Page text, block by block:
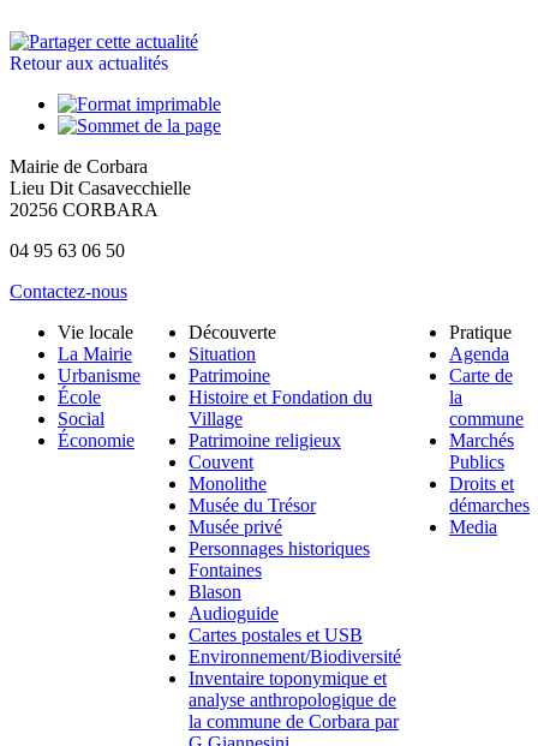
Retour aux actualités
Mairie de Corbara
Lieu Dit Casavecchielle
20256 CORBARA
04 95 63 06 50
Contactez-nous
Vie locale
La Mairie
Urbanisme
École
Social
Économie
Découverte
Situation
Patrimoine
Histoire et Fondation du
Village
Patrimoine religieux
Couvent
Monolithe
Musée du Trésor
Musée privé
Personnages historiques
Fontaines
Blason
Audioguide
Cartes postales et USB
Environnement/Biodiversité
Inventaire toponymique et
analyse anthropologique de
la commune de Corbara par
Pratique
Agenda
Carte de
la
commune
Marchés
Publics
Droits et
démarches
Media